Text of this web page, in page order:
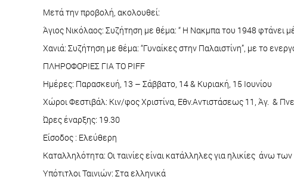
Μετά την προβολή, ακολουθεί:
Άγιος Νικόλαος: Συζήτηση με θέμα: “ Η Νακμπα του 1948 φτάνει
Χανιά: Συζήτηση με θέμα: “Γυναίκες στην Παλαιστίνη”, με το
ΠΛΗΡΟΦΟΡΙΕΣ ΓΙΑ ΤΟ PIFF
Ημέρες: Παρασκευή, 13 – Σάββατο, 14 & Κυριακή, 15 Ιουνίου
Χώροι Φεστιβάλ: Κιν/φος Χριστίνα, Εθν.Αντιστάσεως 11, Άγ. &
Ώρες έναρξης: 19.30
Είσοδος : Ελεύθερη
Καταλληλότητα: Οι ταινίες είναι κατάλληλες για ηλικίες άνω
Υπότιτλοι Ταινιών: Στα ελληνικά